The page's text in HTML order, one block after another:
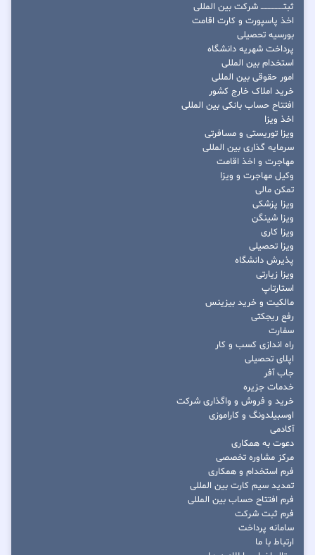
ثبتــــــــــــــــ شرکت بین المللی
اخذ پاسپورت و کارت اقامت
بورسیه تحصیلی
پرداخت شهریه دانشگاه
استخدام بین المللی
امور حقوقی بین المللی
خرید املاک خارج کشور
افتتاح حساب بانکی بین المللی
اخذ ویزا
ویزا توریستی و مسافرتی
سرمایه گذاری بین المللی
مهاجرت و اخذ اقامت
وکیل مهاجرت و ویزا
تمکن مالی
ویزا پزشکی
ویزا شینگن
ویزا کاری
ویزا تحصیلی
پذیرش دانشگاه
ویزا زیارتی
استارتاپ
مالکیت و خرید بیزینس
رفع ریجکتی
سفارت
راه اندازی کسب و کار
اپلای تحصیلی
جاب آفر
خدمات جزیره
خرید و فروش و واگذاری شرکت
اوسبیلدونگ و کاراموزی
آکادمی
دعوت به همکاری
مرکز مشاوره تخصصی
فرم استخدام و همکاری
تمدید سیم کارت بین المللی
فرم افتتاح حساب بین المللی
فرم ثبت شرکت
سامانه پرداخت
ارتباط با ما